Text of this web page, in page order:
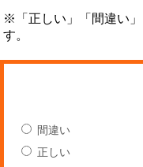
※「正しい」「間違い
す。
間違い
正しい